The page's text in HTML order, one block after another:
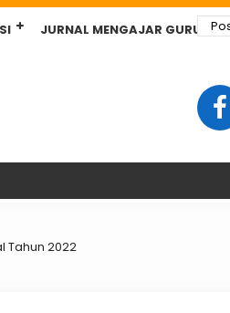
JURNAL MENGAJAR GURU
Tahun 2022